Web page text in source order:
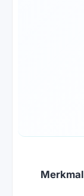
Merkmal